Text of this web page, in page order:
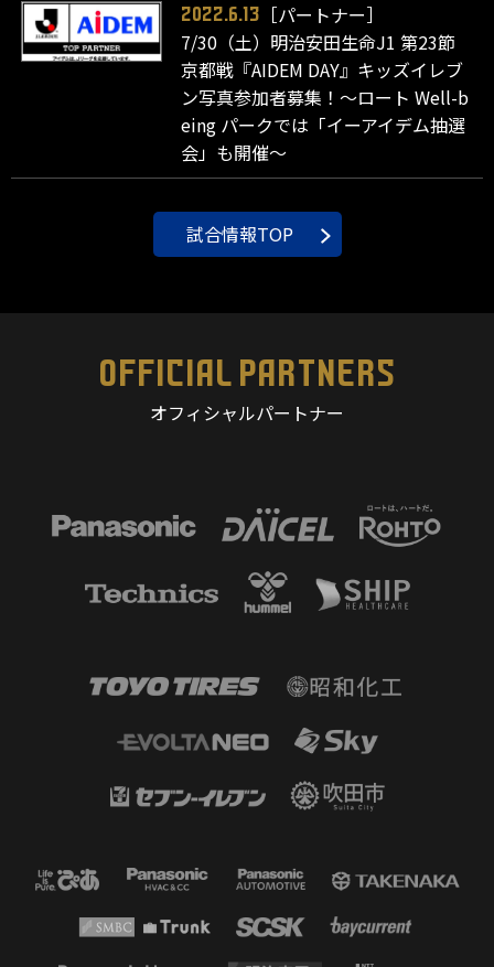
2022.6.13
［パートナー］
7/30（土）明治安田生命J1 第23節
京都戦『AIDEM DAY』キッズイレブ
ン写真参加者募集！～ロート Well-b
eing パークでは「イーアイデム抽選
会」も開催～
試合情報TOP
OFFICIAL PARTNERS
オフィシャルパートナー